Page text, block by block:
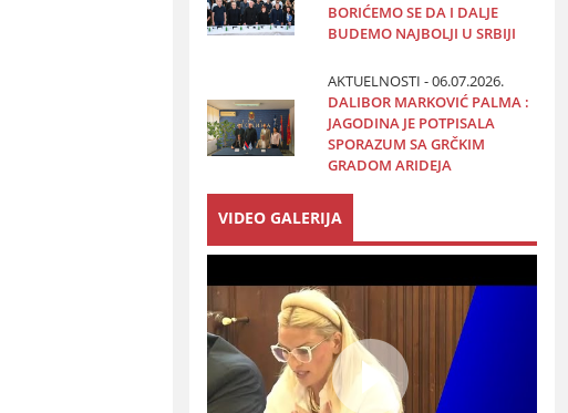
BORIĆEMO SE DA I DALJE
BUDEMO NAJBOLJI U SRBIJI
AKTUELNOSTI - 06.07.2026.
DALIBOR MARKOVIĆ PALMA :
JAGODINA JE POTPISALA
SPORAZUM SA GRČKIM
GRADOM ARIDEJA
VIDEO GALERIJA